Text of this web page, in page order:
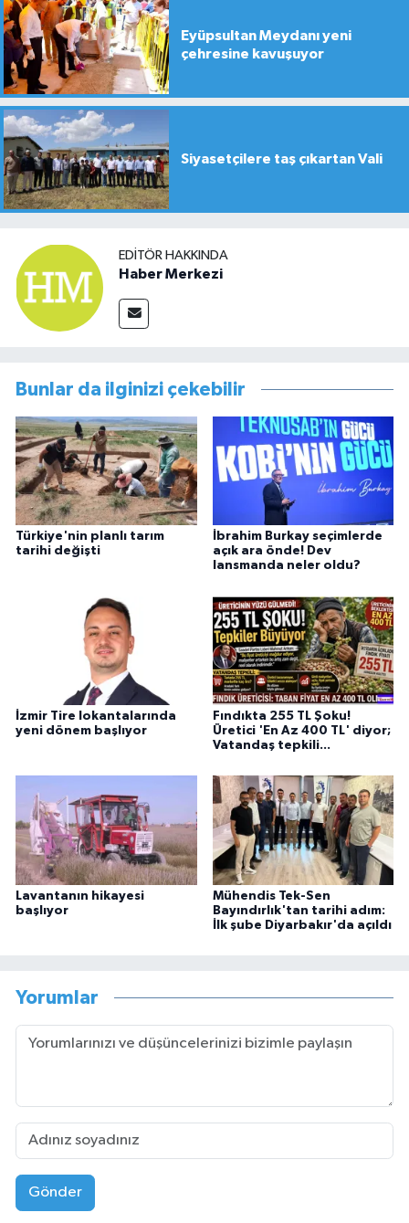
Eyüpsultan Meydanı yeni
çehresine kavuşuyor
Siyasetçilere taş çıkartan Vali
EDITÖR HAKKINDA
Haber Merkezi
Bunlar da ilginizi çekebilir
Türkiye'nin planlı tarım
tarihi değişti
İbrahim Burkay seçimlerde
açık ara önde! Dev
lansmanda neler oldu?
İzmir Tire lokantalarında
yeni dönem başlıyor
Fındıkta 255 TL Şoku!
Üretici 'En Az 400 TL' diyor;
Vatandaş tepkili...
Lavantanın hikayesi
başlıyor
Mühendis Tek-Sen
Bayındırlık'tan tarihi adım:
İlk şube Diyarbakır'da açıldı
Yorumlar
Gönder